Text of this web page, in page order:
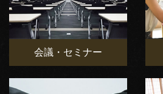
会議・セミナー